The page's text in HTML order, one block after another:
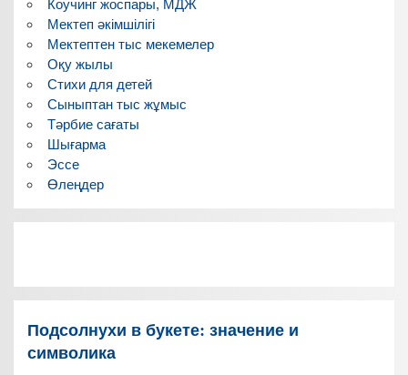
Коучинг жоспары, МДЖ
Мектеп әкімшілігі
Мектептен тыс мекемелер
Оқу жылы
Стихи для детей
Сыныптан тыс жұмыс
Тәрбие сағаты
Шығарма
Эссе
Өлеңдер
Подсолнухи в букете: значение и
символика